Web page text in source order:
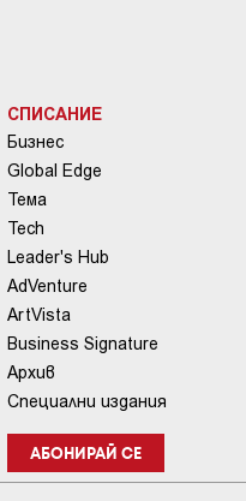
СПИСАНИЕ
Бизнес
Global Edge
Тема
Tech
Leader's Hub
AdVenture
ArtVista
Business Signature
Архив
Специални издания
АБОНИРАЙ СЕ